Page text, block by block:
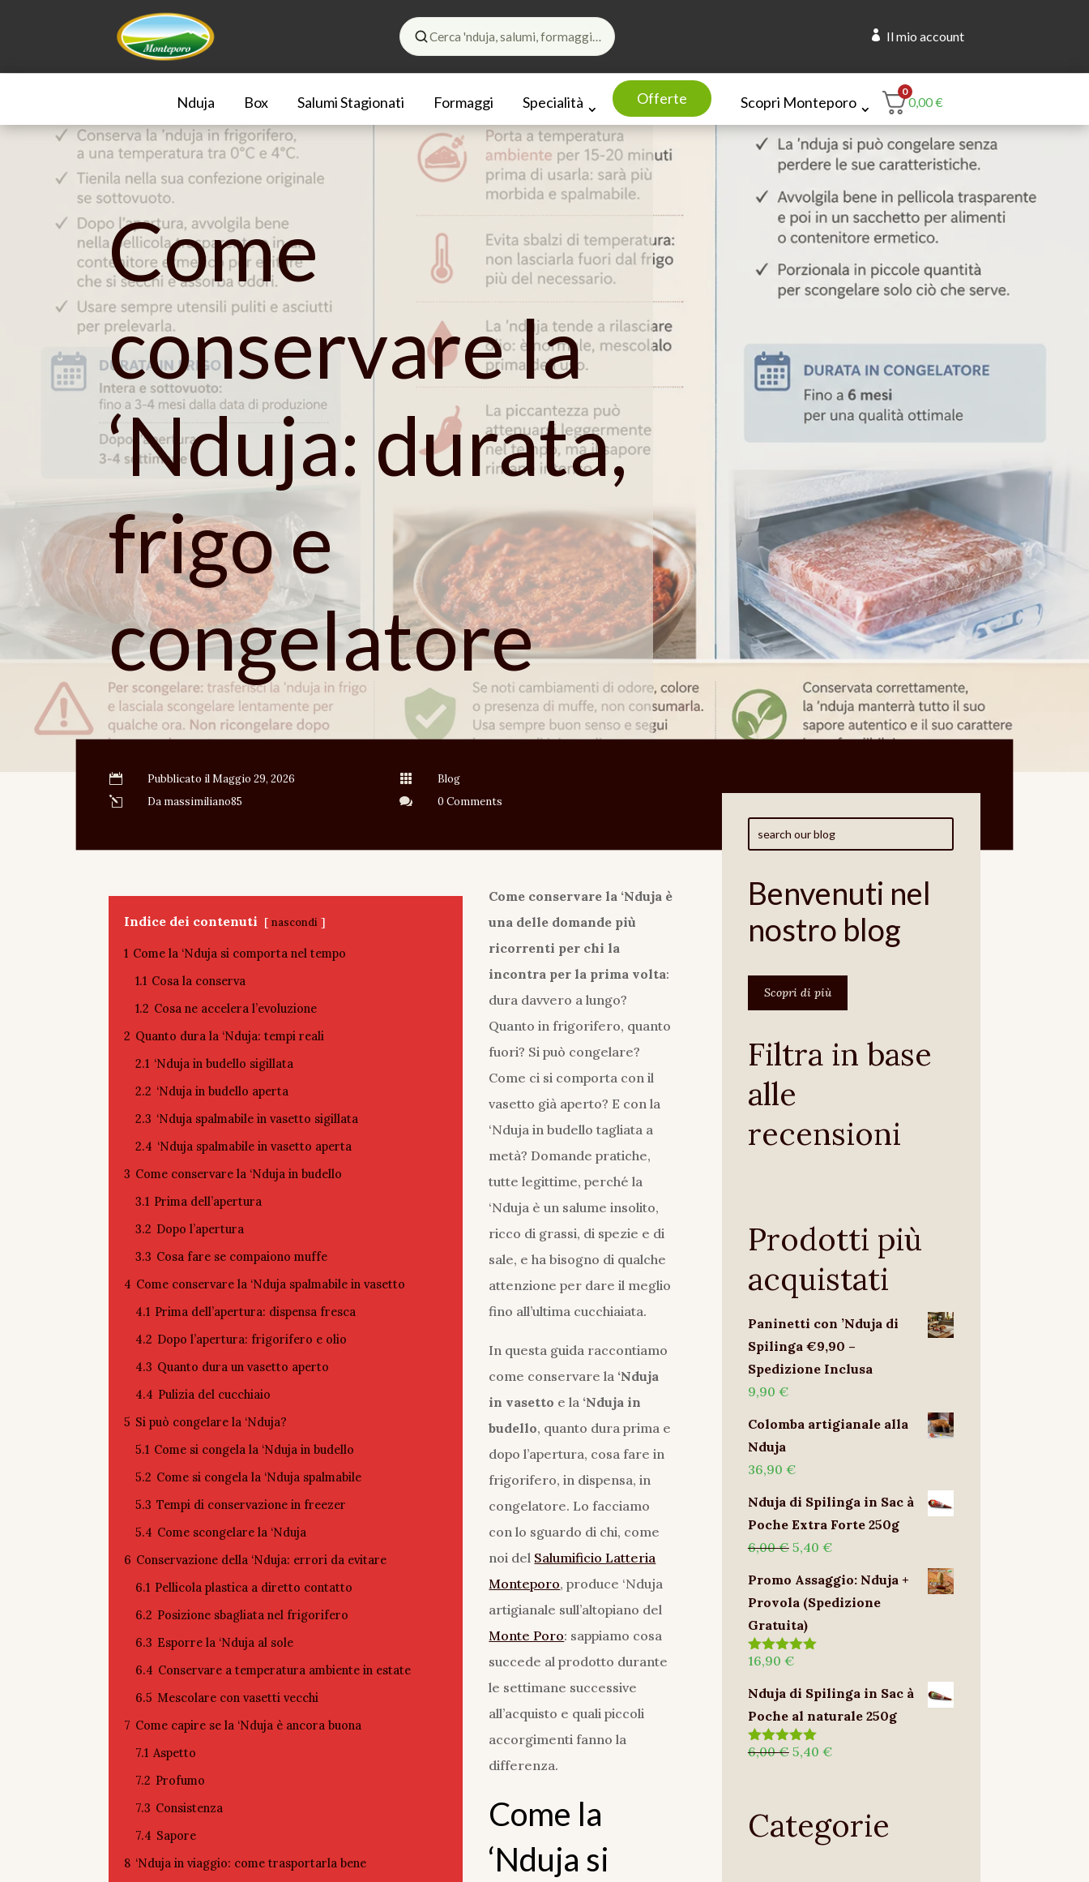
Cerca 'nduja, salumi, formaggi…  Il mio account
Nduja Box Salumi Stagionati Formaggi Specialità Offerte Scopri Monteporo
0
0,00€
Come
conservare la
‘Nduja: durata,
frigo e
congelatore
 Pubblicato il Maggio 29, 2026
l Da massimiliano85
 Blog
 0 Comments
Indice dei contenuti nascondi
1 Come la ‘Nduja si comporta nel tempo
1.1 Cosa la conserva
1.2 Cosa ne accelera l’evoluzione
2 Quanto dura la ‘Nduja: tempi reali
2.1 ‘Nduja in budello sigillata
2.2 ‘Nduja in budello aperta
2.3 ‘Nduja spalmabile in vasetto sigillata
2.4 ‘Nduja spalmabile in vasetto aperta
3 Come conservare la ‘Nduja in budello
3.1 Prima dell’apertura
3.2 Dopo l’apertura
3.3 Cosa fare se compaiono muffe
4 Come conservare la ‘Nduja spalmabile in vasetto
4.1 Prima dell’apertura: dispensa fresca
4.2 Dopo l’apertura: frigorifero e olio
4.3 Quanto dura un vasetto aperto
4.4 Pulizia del cucchiaio
5 Si può congelare la ‘Nduja?
5.1 Come si congela la ‘Nduja in budello
5.2 Come si congela la ‘Nduja spalmabile
5.3 Tempi di conservazione in freezer
5.4 Come scongelare la ‘Nduja
6 Conservazione della ‘Nduja: errori da evitare
6.1 Pellicola plastica a diretto contatto
6.2 Posizione sbagliata nel frigorifero
6.3 Esporre la ‘Nduja al sole
6.4 Conservare a temperatura ambiente in estate
6.5 Mescolare con vasetti vecchi
7 Come capire se la ‘Nduja è ancora buona
7.1 Aspetto
7.2 Profumo
7.3 Consistenza
7.4 Sapore
8 ‘Nduja in viaggio: come trasportarla bene
Come conservare la ‘Nduja è
una delle domande più
ricorrenti per chi la
incontra per la prima volta:
dura davvero a lungo?
Quanto in frigorifero, quanto
fuori? Si può congelare?
Come ci si comporta con il
vasetto già aperto? E con la
‘Nduja in budello tagliata a
metà? Domande pratiche,
tutte legittime, perché la
‘Nduja è un salume insolito,
ricco di grassi, di spezie e di
sale, e ha bisogno di qualche
attenzione per dare il meglio
fino all’ultima cucchiaiata.
In questa guida raccontiamo
come conservare la ‘Nduja
in vasetto e la ‘Nduja in
budello, quanto dura prima e
dopo l’apertura, cosa fare in
frigorifero, in dispensa, in
congelatore. Lo facciamo
con lo sguardo di chi, come
noi del Salumificio Latteria
Monteporo, produce ‘Nduja
artigianale sull’altopiano del
Monte Poro: sappiamo cosa
succede al prodotto durante
le settimane successive
all’acquisto e quali piccoli
accorgimenti fanno la
differenza.
Come la
‘Nduja si
Benvenuti nel
nostro blog
Scopri di più
Filtra in base
alle
recensioni
Prodotti più
acquistati
Paninetti con ’Nduja di
Spilinga €9,90 –
Spedizione Inclusa
9,90 €
Colomba artigianale alla
Nduja
36,90 €
Nduja di Spilinga in Sac à
Poche Extra Forte 250g
6,00€ Il
originale
era:
6,00 €.
5,40 €Il
attuale
Promo Assaggio: Nduja +
Provola (Spedizione
Gratuita)
Valutato
16,90 €
Nduja di Spilinga in Sac à
Poche al naturale 250g
Valutato
6,00€ Il
era:
6,00 €.
5,40 €Il
è:
5,40 €.
Categorie